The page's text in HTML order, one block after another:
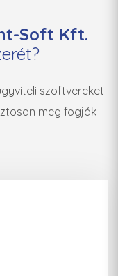
Soft Kft.
szoftvereket
meg fogják